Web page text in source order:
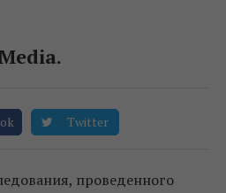
Twitter
проведенного